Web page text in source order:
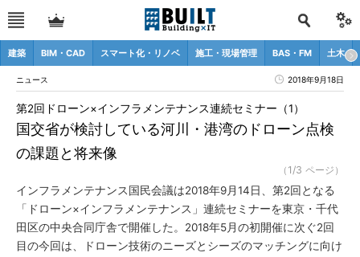
建築 BIM・CAD スマート化・リノベ 施工・現場管理 BAS・FM 土木
ニュース 2018年9月18日
国交省が検討している河川・港湾のドローン点検
の課題と将来像
第2回ドローン×インフラメンテナンス連続セミナー（1）
（1/3 ページ）
インフラメンテナンス国民会議は2018年9月14日、第2回となる
「ドローン×インフラメンテナンス」連続セミナーを東京・千代
田区の中央合同庁舎で開催した。2018年5月の初開催に次ぐ2回
目の今回は、ドローン技術のニーズとシーズのマッチングに向け